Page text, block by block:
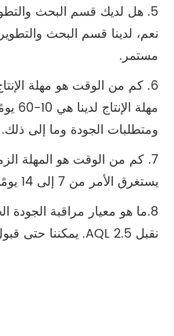
5. هل لديك قسم البحث
نعم، لدينا قسم البحث
مستمر.
6. كم من الوقت هو مهلة
ومتطلبات الجودة وما إلى ذلك.
7. كم من الوقت هو المهلة
يستغرق الأمر من 7 إلى 14 يومًا لصنع عينات جديدة.
8.ما هو معيار مراقبة
نقبل AQL 2.5. يمكننا حتى قبول الفحص بنسبة 100%.